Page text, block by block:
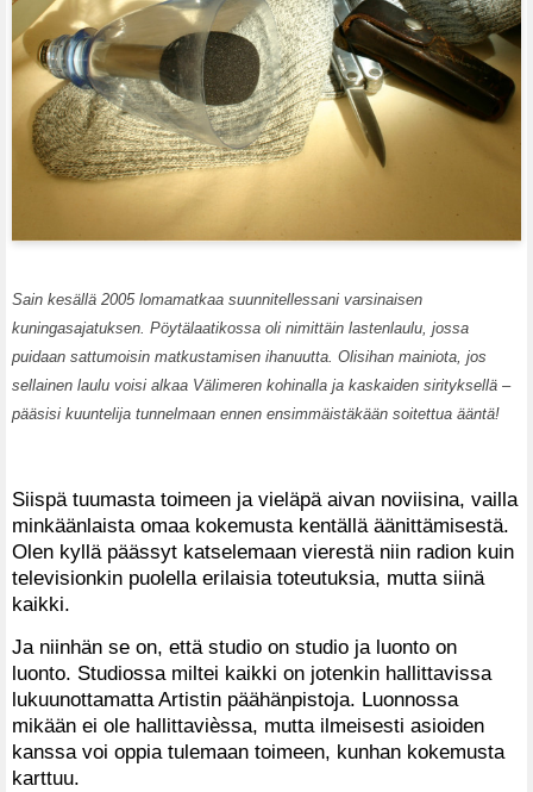
Sain kesällä 2005 lomamatkaa suunnitellessani varsinaisen
kuningasajatuksen. Pöytälaatikossa oli nimittäin lastenlaulu, jossa
puidaan sattumoisin matkustamisen ihanuutta. Olisihan mainiota, jos
sellainen laulu voisi alkaa Välimeren kohinalla ja kaskaiden sirityksellä –
pääsisi kuuntelija tunnelmaan ennen ensimmäistäkään soitettua ääntä!
Siispä tuumasta toimeen ja vieläpä aivan noviisina, vailla
minkäänlaista omaa kokemusta kentällä äänittämisestä.
Olen kyllä päässyt katselemaan vierestä niin radion kuin
televisionkin puolella erilaisia toteutuksia, mutta siinä
kaikki.
Ja niinhän se on, että studio on studio ja luonto on
luonto. Studiossa miltei kaikki on jotenkin hallittavissa
lukuunottamatta Artistin päähänpistoja. Luonnossa
mikään ei ole hallittavièssa, mutta ilmeisesti asioiden
kanssa voi oppia tulemaan toimeen, kunhan kokemusta
karttuu.